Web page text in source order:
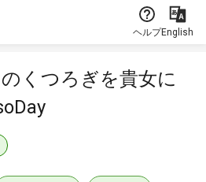
ヘルプEnglish
のくつろぎを貴女に